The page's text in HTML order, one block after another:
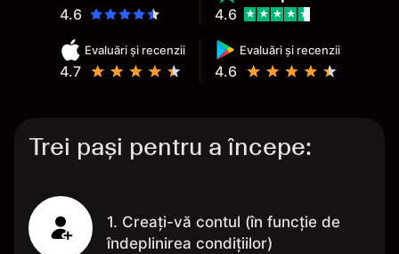
4.6
Evaluări și recenzii
4.7
Evaluări și recenzii
4.6
4.6
Trei pași pentru a începe:
1. Creați-vă contul (în funcție de
îndeplinirea condițiilor)